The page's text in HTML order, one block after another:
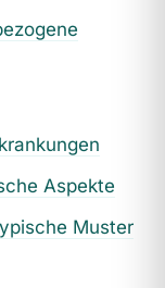
Aspekte
Muster